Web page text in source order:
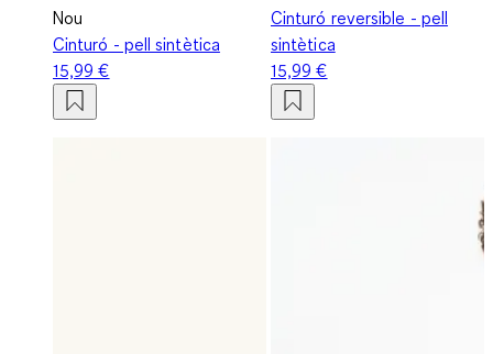
Nou
Cinturó - pell sintètica
15,99 €
Cinturó reversible - pell
sintètica
15,99 €